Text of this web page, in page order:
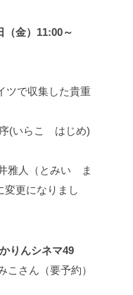
金）11:00～
ツで収集した貴重
(いらこ はじめ)
雅人（とみい ま
変更になりまし
りんシネマ49
こさん（要予約）